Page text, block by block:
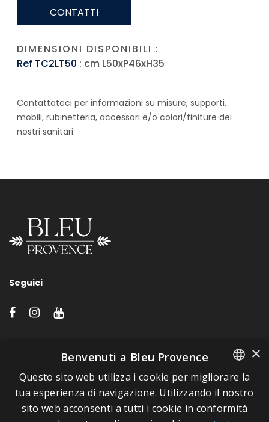
CONTATTI
DIMENSIONI DISPONIBILI :
Ref TC2LT50 : cm L50xP46xH35
Contattateci per informazioni su misure, supporti,
mobili, rubinetteria, accessori e/o colori/finiture dei
nostri sanitari.
Seguici
A proposito di Bleu Provence
Informazioni legali
FRENCH
ITALIAN
×
Benvenuti a Bleu Provence
Questo sito web utilizza i cookie per migliorare la
tua esperienza di navigazione. Utilizzando il nostro
sito web acconsenti a tutti i cookie in conformità